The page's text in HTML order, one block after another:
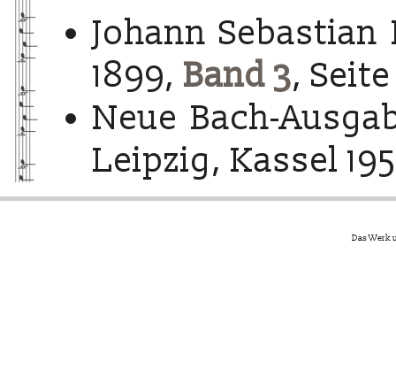
Johann Sebastian
1899, Band 3, Seite
Neue Bach-
Leipzig, Kassel
Das Werk